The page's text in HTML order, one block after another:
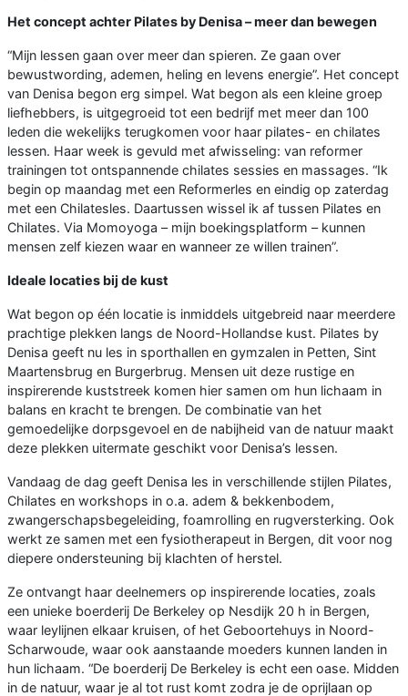
Het concept achter Pilates by Denisa – meer dan bewegen
“Mijn lessen gaan over meer dan spieren. Ze gaan over
bewustwording, ademen, heling en levens energie”. Het concept
van Denisa begon erg simpel. Wat begon als een kleine groep
liefhebbers, is uitgegroeid tot een bedrijf met meer dan 100
leden die wekelijks terugkomen voor haar pilates- en chilates
lessen. Haar week is gevuld met afwisseling: van reformer
trainingen tot ontspannende chilates sessies en massages. “Ik
begin op maandag met een Reformerles en eindig op zaterdag
met een Chilatesles. Daartussen wissel ik af tussen Pilates en
Chilates. Via Momoyoga – mijn boekingsplatform – kunnen
mensen zelf kiezen waar en wanneer ze willen trainen”.
Ideale locaties bij de kust
Wat begon op één locatie is inmiddels uitgebreid naar meerdere
prachtige plekken langs de Noord-Hollandse kust. Pilates by
Denisa geeft nu les in sporthallen en gymzalen in Petten, Sint
Maartensbrug en Burgerbrug. Mensen uit deze rustige en
inspirerende kuststreek komen hier samen om hun lichaam in
balans en kracht te brengen. De combinatie van het
gemoedelijke dorpsgevoel en de nabijheid van de natuur maakt
deze plekken uitermate geschikt voor Denisa’s lessen.
Vandaag de dag geeft Denisa les in verschillende stijlen Pilates,
Chilates en workshops in o.a. adem & bekkenbodem,
zwangerschapsbegeleiding, foamrolling en rugversterking. Ook
werkt ze samen met een fysiotherapeut in Bergen, dit voor nog
diepere ondersteuning bij klachten of herstel.
Ze ontvangt haar deelnemers op inspirerende locaties, zoals
een unieke boerderij De Berkeley op Nesdijk 20 h in Bergen,
waar leylijnen elkaar kruisen, of het Geboortehuys in Noord-
Scharwoude, waar ook aanstaande moeders kunnen landen in
hun lichaam. “De boerderij De Berkeley is echt een oase. Midden
in de natuur, waar je al tot rust komt zodra je de oprijlaan op